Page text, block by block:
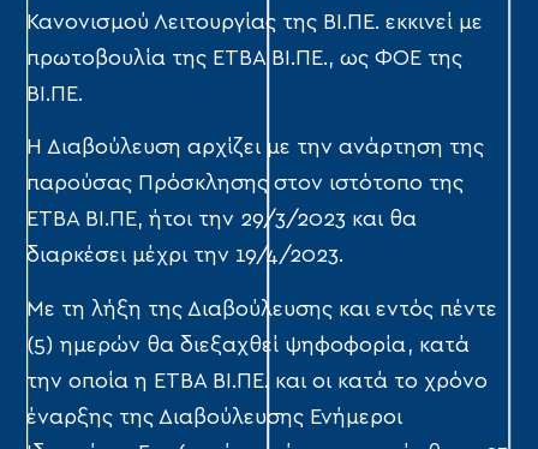
Κανονισμού Λειτουργίας της ΒΙ.ΠΕ. εκκινεί με
πρωτοβουλία της ΕΤΒΑ ΒΙ.ΠΕ., ως ΦΟΕ της
ΒΙ.ΠΕ.
Η Διαβούλευση αρχίζει με την ανάρτηση της
παρούσας Πρόσκλησης στον ιστότοπο της
ΕΤΒΑ ΒΙ.ΠΕ, ήτοι την 29/3/2023 και θα
διαρκέσει μέχρι την 19/4/2023.
Με τη λήξη της Διαβούλευσης και εντός πέντε
(5) ημερών θα διεξαχθεί ψηφοφορία, κατά
την οποία η ΕΤΒΑ ΒΙ.ΠΕ. και οι κατά το χρόνο
έναρξης της Διαβούλευσης Ενήμεροι